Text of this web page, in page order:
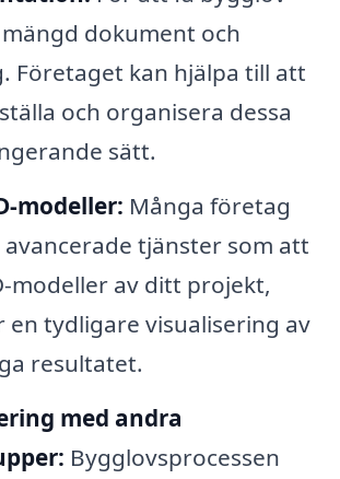
dokument och
Företaget kan hjälpa till att
och organisera dessa
sätt.
modeller: Många företag
tjänster som att
modeller av ditt projekt,
en tydligare visualisering av
resultatet.
med andra
Bygglovsprocessen